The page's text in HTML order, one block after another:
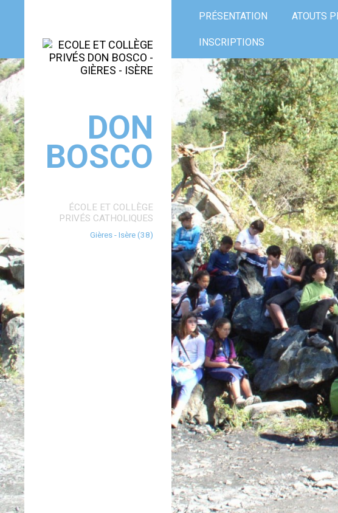
DON
BOSCO
ÉCOLE ET COLLÈGE
PRIVÉS CATHOLIQUES
Gières - Isère (38)
PRÉSENTATION ATOUTS
INSCRIPTIONS